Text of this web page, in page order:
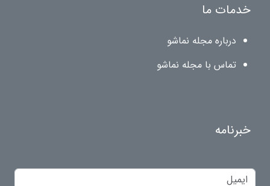
خدمات ما
درباره مجله نماشو
تماس با مجله نماشو
خبرنامه